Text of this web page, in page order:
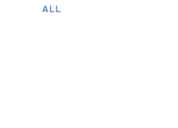
ALL